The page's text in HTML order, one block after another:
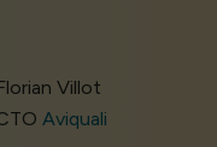
Villot
Aviquali